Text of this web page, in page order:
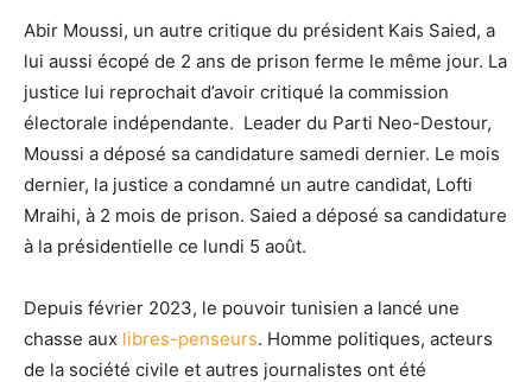
Abir Moussi, un autre critique du président Kais Saied, a
lui aussi écopé de 2 ans de prison ferme le même jour. La
justice lui reprochait d’avoir critiqué la commission
électorale indépendante. Leader du Parti Neo-Destour,
Moussi a déposé sa candidature samedi dernier. Le mois
dernier, la justice a condamné un autre candidat, Lofti
Mraihi, à 2 mois de prison. Saied a déposé sa candidature
à la présidentielle ce lundi 5 août.
Depuis février 2023, le pouvoir tunisien a lancé une
chasse aux libres-penseurs. Homme politiques, acteurs
de la société civile et autres journalistes ont été